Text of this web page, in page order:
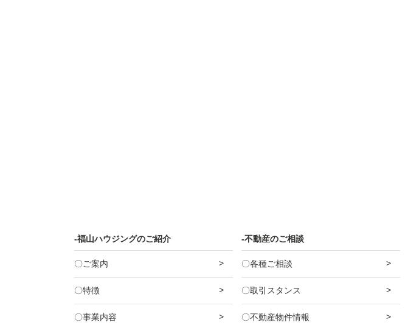
-福山ハウジングのご紹介
〇ご案内
〇特徴
〇事業内容
-不動産のご相談
〇各種ご相談
〇取引スタンス
〇不動産物件情報